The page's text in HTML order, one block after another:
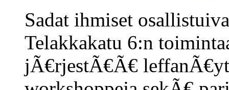
Sadat ihmiset
Telakkakatu 6:n
jÃ€rjestÃ€Ã€